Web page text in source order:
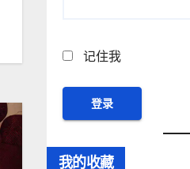
记住我
我的收藏